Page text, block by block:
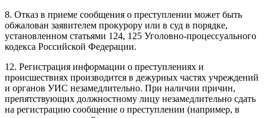
8. Отказ в приеме сообщения о преступлении может быть
обжалован заявителем прокурору или в суд в порядке,
установленном статьями 124, 125 Уголовно-процессуального
кодекса Российской Федерации.
12. Регистрация информации о преступлениях и
происшествиях производится в дежурных частях учреждений
и органов УИС незамедлительно. При наличии причин,
препятствующих должностному лицу незамедлительно сдать
на регистрацию сообщение о преступлении (например, в